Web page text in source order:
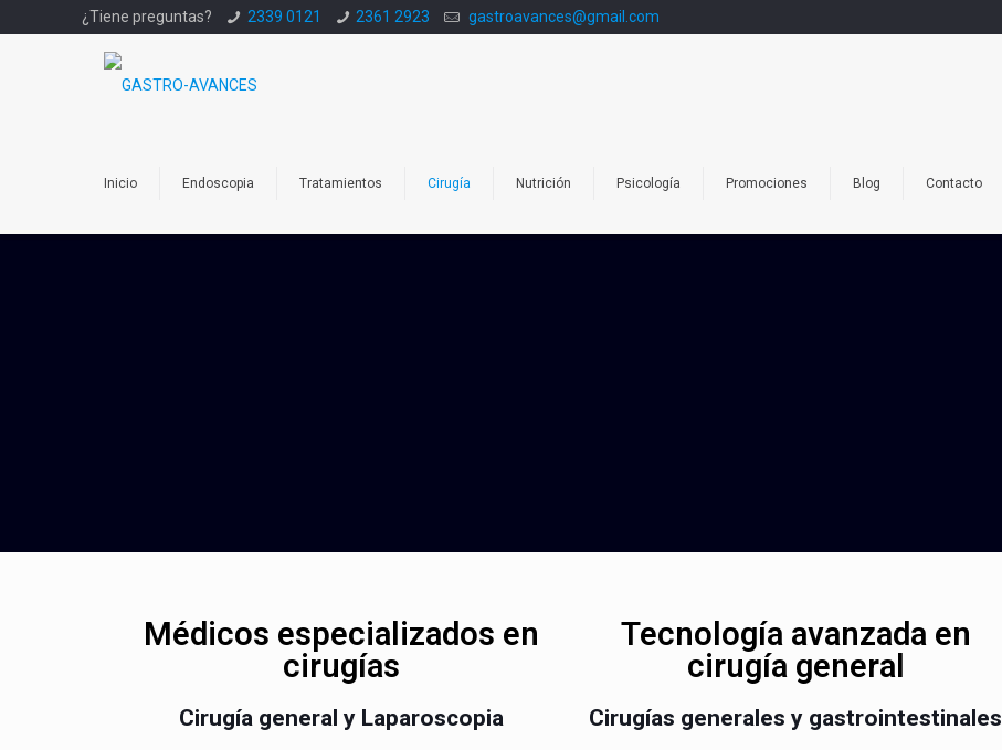
¿Tiene preguntas? 2339 0121 2361 2923 gastroavances@gmail.com
Inicio Endoscopia Tratamientos Cirugía Nutrición Psicología Promociones Blog Contacto
Médicos especializados en
cirugías
Cirugía general y Laparoscopia
Tecnología avanzada en
cirugía general
Cirugías generales y gastrointestinales